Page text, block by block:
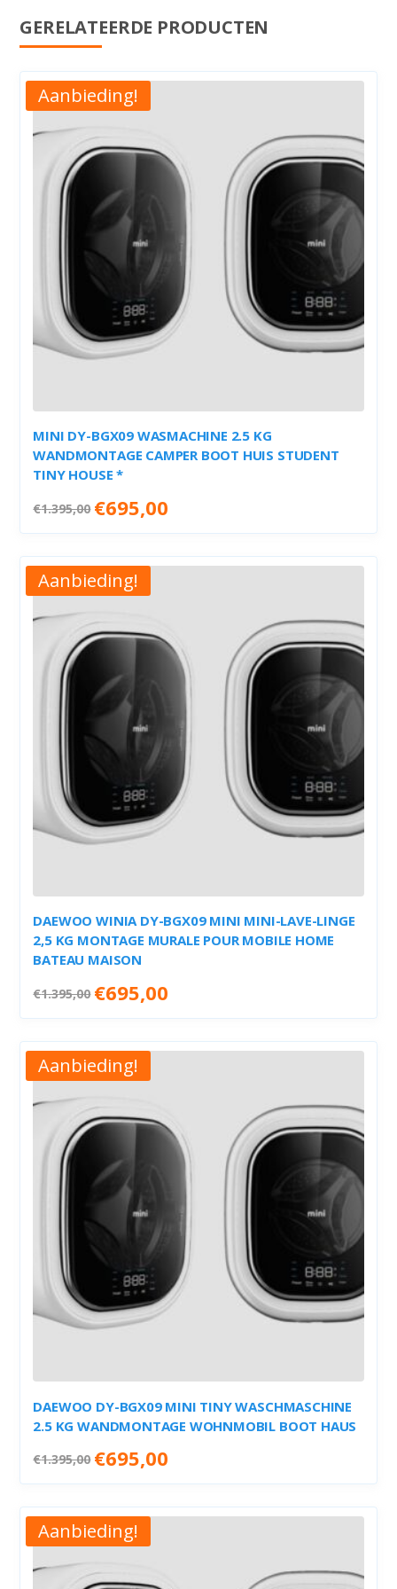
GERELATEERDE PRODUCTEN
Aanbieding!
MINI DY-BGX09 WASMACHINE 2.5 KG
WANDMONTAGE CAMPER BOOT HUIS STUDENT
TINY HOUSE *
€1.395,00 Oorspronkelijke
prijs
€1.395,00.
€695,00
€695,00.
Aanbieding!
DAEWOO WINIA DY-BGX09 MINI MINI-LAVE-LINGE
2,5 KG MONTAGE MURALE POUR MOBILE HOME
BATEAU MAISON
€1.395,00 Oorspronkelijke
prijs
€1.395,00.
€695,00
€695,00.
Aanbieding!
DAEWOO DY-BGX09 MINI TINY WASCHMASCHINE
2.5 KG WANDMONTAGE WOHNMOBIL BOOT HAUS
€1.395,00 Oorspronkelijke
prijs
€1.395,00.
€695,00
€695,00.
Aanbieding!